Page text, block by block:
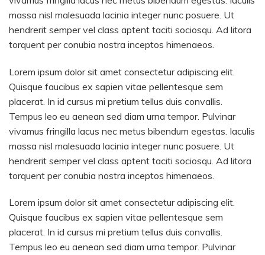
massa nisl malesuada lacinia integer nunc posuere. Ut
hendrerit semper vel class aptent taciti sociosqu. Ad litora
torquent per conubia nostra inceptos himenaeos.
Lorem ipsum dolor sit amet consectetur adipiscing elit.
Quisque faucibus ex sapien vitae pellentesque sem
placerat. In id cursus mi pretium tellus duis convallis.
Tempus leo eu aenean sed diam urna tempor. Pulvinar
vivamus fringilla lacus nec metus bibendum egestas. Iaculis
massa nisl malesuada lacinia integer nunc posuere. Ut
hendrerit semper vel class aptent taciti sociosqu. Ad litora
torquent per conubia nostra inceptos himenaeos.
Lorem ipsum dolor sit amet consectetur adipiscing elit.
Quisque faucibus ex sapien vitae pellentesque sem
placerat. In id cursus mi pretium tellus duis convallis.
Tempus leo eu aenean sed diam urna tempor. Pulvinar